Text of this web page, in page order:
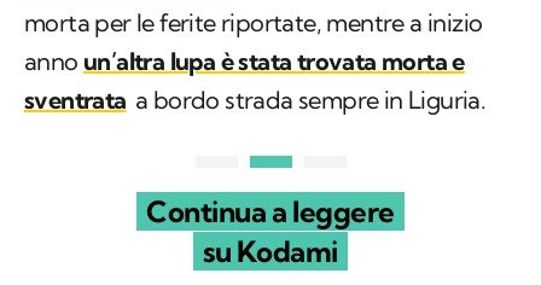
morta per le ferite riportate, mentre a inizio
anno un’altra lupa è stata trovata morta e
sventrata a bordo strada sempre in Liguria.
Continua a leggere
su Kodami